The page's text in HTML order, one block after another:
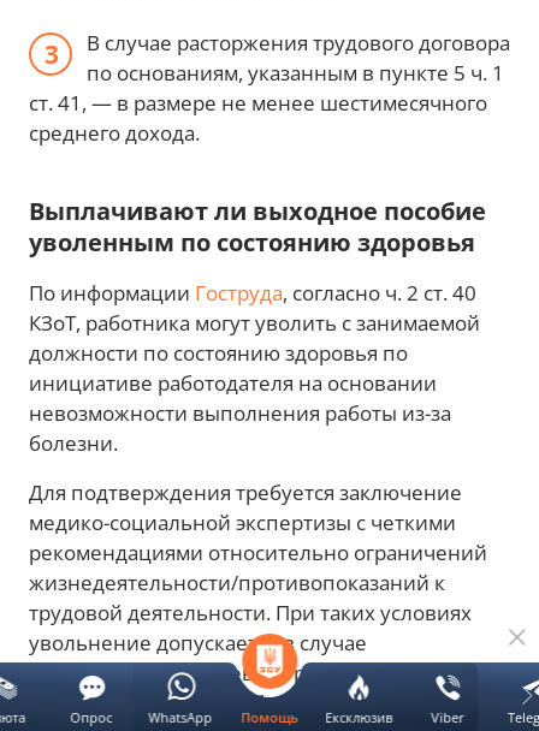
В случае расторжения трудового договора
по основаниям, указанным в пункте 5 ч. 1
ст. 41, — в размере не менее шестимесячного
среднего дохода.
Выплачивают ли выходное пособие
уволенным по состоянию здоровья
По информации Гоструда, согласно ч. 2 ст. 40
КЗоТ, работника могут уволить с занимаемой
должности по состоянию здоровья по
инициативе работодателя на основании
невозможности выполнения работы из-за
болезни.
Для подтверждения требуется заключение
медико-социальной экспертизы с четкими
рекомендациями относительно ограничений
жизнедеятельности/противопоказаний к
трудовой деятельности. При таких условиях
увольнение допускается в случае
невозможности перевода работника, с его
согласия, на другую работу.
Помощь Ексклюзив Viber
Опрос WhatsApp